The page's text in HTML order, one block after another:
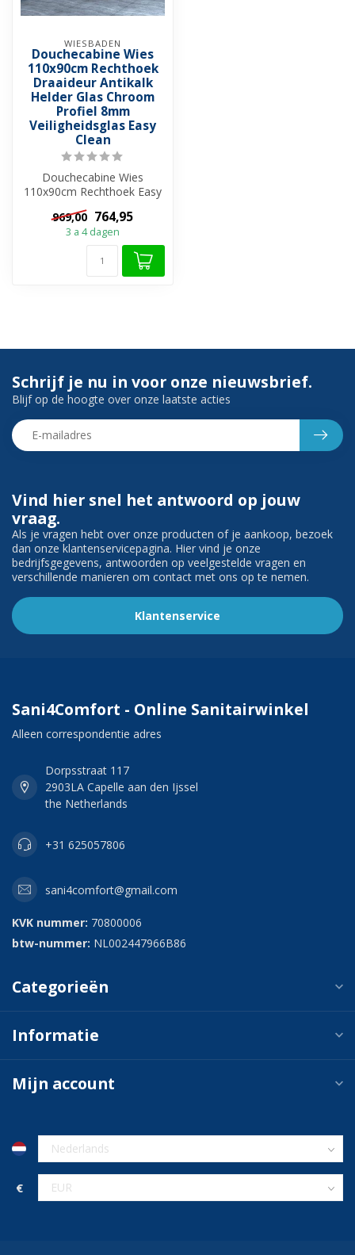
WIESBADEN
Douchecabine Wies
110x90cm Rechthoek
Draaideur Antikalk
Helder Glas Chroom
Profiel 8mm
Veiligheidsglas Easy
Clean
Douchecabine Wies
110x90cm Rechthoek Easy
Clean is een veilige,
hygiënische en e...
969,00 764,95
3 a 4 dagen
Vind hier snel het antwoord op jouw
vraag.
Als je vragen hebt over onze producten of je aankoop, bezoek
dan onze klantenservicepagina. Hier vind je onze
bedrijfsgegevens, antwoorden op veelgestelde vragen en
verschillende manieren om contact met ons op te nemen.
Klantenservice
Schrijf je nu in voor onze nieuwsbrief.
Blijf op de hoogte over onze laatste acties
Sani4Comfort - Online Sanitairwinkel
Alleen correspondentie adres
Dorpsstraat 117
2903LA Capelle aan den Ijssel
the Netherlands
+31 625057806
sani4comfort@gmail.com
KVK nummer: 70800006
btw-nummer: NL002447966B86
Categorieën
Informatie
Mijn account
€